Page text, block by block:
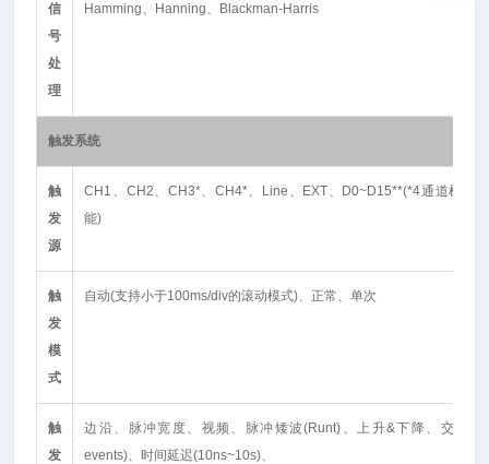
信
号
处
理
Hamming、Hanning、Blackman-Harris
触发系统
触
发
源
CH1、CH2、CH3*、CH4*、Line、EXT、D0~D15**(*4通道机型;
能)
触
发
模
式
自动(支持小于100ms/div的滚动模式)、正常、单次
触
发
边沿、脉冲宽度、视频、脉冲矮波(Runt)、上升&下降、交替、
events)、时间延迟(10ns~10s)、